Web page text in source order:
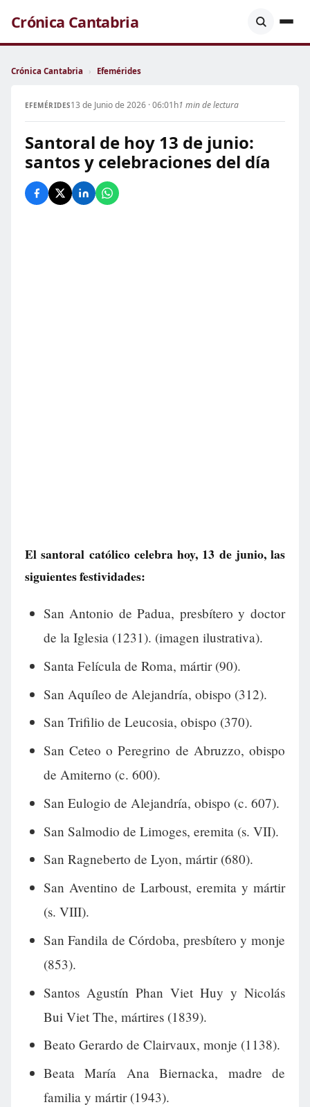
Crónica Cantabria
Crónica Cantabria › Efemérides
EFEMÉRIDES13 de Junio de 2026 · 06:01h1 min de lectura
Santoral de hoy 13 de junio:
santos y celebraciones del día
El santoral católico celebra hoy, 13 de junio, las
siguientes festividades:
San Antonio de Padua, presbítero y doctor
de la Iglesia (1231). (imagen ilustrativa).
Santa Felícula de Roma, mártir (90).
San Aquíleo de Alejandría, obispo (312).
San Trifilio de Leucosia, obispo (370).
San Ceteo o Peregrino de Abruzzo, obispo
de Amiterno (c. 600).
San Eulogio de Alejandría, obispo (c. 607).
San Salmodio de Limoges, eremita (s. VII).
San Ragneberto de Lyon, mártir (680).
San Aventino de Larboust, eremita y mártir
(s. VIII).
San Fandila de Córdoba, presbítero y monje
(853).
Santos Agustín Phan Viet Huy y Nicolás
Bui Viet The, mártires (1839).
Beato Gerardo de Clairvaux, monje (1138).
Beata María Ana Biernacka, madre de
familia y mártir (1943).